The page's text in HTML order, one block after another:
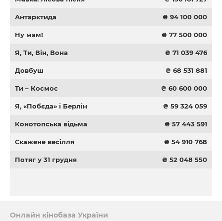
Антарктида ₴ 94 100 000
Ну мам! ₴ 77 500 000
Я, Ти, Він, Вона ₴ 71 039 476
Довбуш ₴ 68 531 881
Ти – Космос ₴ 60 600 000
Я, «Побєда» і Берлін ₴ 59 324 059
Конотопська відьма ₴ 57 443 591
Скажене весілля ₴ 54 910 768
Потяг у 31 грудня ₴ 52 048 550
Онлайн кінобаза України